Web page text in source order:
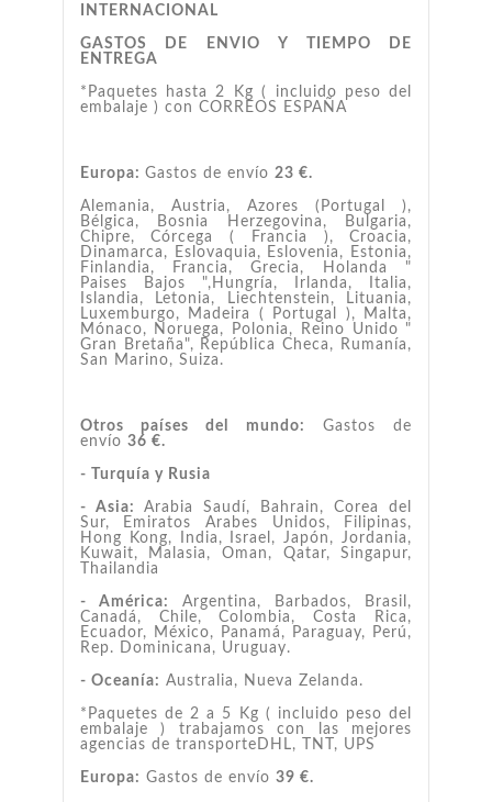
INTERNACIONAL
GASTOS DE ENVIO Y TIEMPO DE
ENTREGA
*Paquetes hasta 2 Kg ( incluido peso del
embalaje ) con CORREOS ESPAÑA
Europa: Gastos de envío 23 €.
Alemania, Austria, Azores (Portugal ),
Bélgica, Bosnia Herzegovina, Bulgaria,
Chipre, Córcega ( Francia ), Croacia,
Dinamarca, Eslovaquia, Eslovenia, Estonia,
Finlandia, Francia, Grecia, Holanda "
Paises Bajos ",Hungría, Irlanda, Italia,
Islandia, Letonia, Liechtenstein, Lituania,
Luxemburgo, Madeira ( Portugal ), Malta,
Mónaco, Noruega, Polonia, Reino Unido "
Gran Bretaña", República Checa, Rumanía,
San Marino, Suiza.
Otros países del mundo:
Gastos de
envío 36 €.
- Turquía y Rusia
- Asia: Arabia Saudí, Bahrain, Corea del
Sur, Emiratos Arabes Unidos, Filipinas,
Hong Kong, India, Israel, Japón, Jordania,
Kuwait, Malasia, Oman, Qatar, Singapur,
Thailandia
- América:
Argentina, Barbados, Brasil,
Canadá, Chile, Colombia, Costa Rica,
Ecuador, México, Panamá, Paraguay, Perú,
Rep. Dominicana, Uruguay.
- Oceanía: Australia, Nueva Zelanda.
*Paquetes de 2 a 5 Kg ( incluido peso del
embalaje ) trabajamos con las mejores
agencias de transporteDHL, TNT, UPS
Europa: Gastos de envío 39 €.